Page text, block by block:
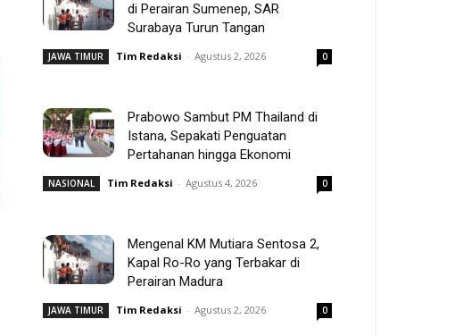
di Perairan Sumenep, SAR
Surabaya Turun Tangan
JAWA TIMUR Tim Redaksi - Agustus 2, 2026 0
Prabowo Sambut PM Thailand di
Istana, Sepakati Penguatan
Pertahanan hingga Ekonomi
NASIONAL Tim Redaksi - Agustus 4, 2026 0
Mengenal KM Mutiara Sentosa 2,
Kapal Ro-Ro yang Terbakar di
Perairan Madura
JAWA TIMUR Tim Redaksi - Agustus 2, 2026 0